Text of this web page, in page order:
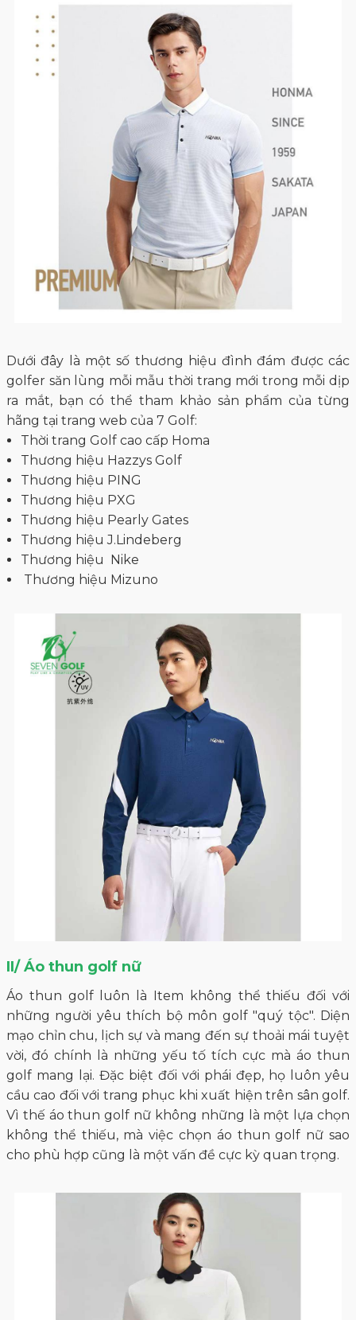
Dưới đây là một số thương hiệu đình đám được các
golfer săn lùng mỗi mẫu thời trang mới trong mỗi dịp
ra mắt, bạn có thể tham khảo sản phẩm của từng
hãng tại trang web của 7 Golf:
Thời trang Golf cao cấp Homa
Thương hiệu Hazzys Golf
Thương hiệu PING
Thương hiệu PXG
Thương hiệu Pearly Gates
Thương hiệu J.Lindeberg
Thương hiệu Nike
Thương hiệu Mizuno
II/ Áo thun golf nữ
Áo thun golf luôn là Item không thể thiếu đối với
những người yêu thích bộ môn golf "quý tộc". Diện
mạo chỉn chu, lịch sự và mang đến sự thoải mái tuyệt
vời, đó chính là những yếu tố tích cực mà áo thun
golf mang lại. Đặc biệt đối với phái đẹp, họ luôn yêu
cầu cao đối với trang phục khi xuất hiện trên sân golf.
Vì thế áo thun golf nữ không những là một lựa chọn
không thể thiếu, mà việc chọn áo thun golf nữ sao
cho phù hợp cũng là một vấn đề cực kỳ quan trọng.